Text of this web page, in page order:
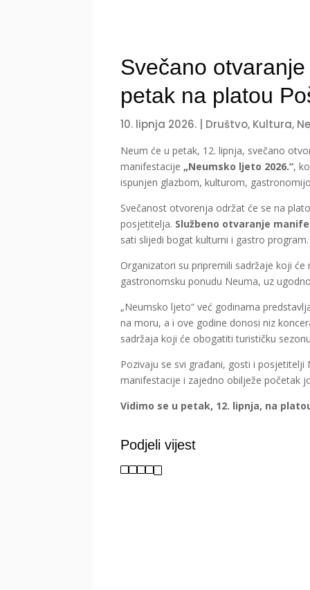
Svečano
petak na platou
10. lipnja 2026. Društvo, Kultura,
Neum će u petak, 12. lipnja, svečano
manifestacije „Neumsko ljeto 2026.“,
ispunjen glazbom, kulturom,
Svečanost otvorenja održat će se na
posjetitelja. Službeno otvaranje
sati slijedi bogat kulturni i gastro program.
Organizatori su pripremili sadržaje koji
gastronomsku ponudu Neuma, uz
„Neumsko ljeto“ već godinama
na moru, a i ove godine donosi niz
sadržaja koji će obogatiti turističku
Pozivaju se svi građani, gosti i
manifestacije i zajedno obilježe početak
Vidimo se u petak, 12. lipnja, na
Podjeli vijest